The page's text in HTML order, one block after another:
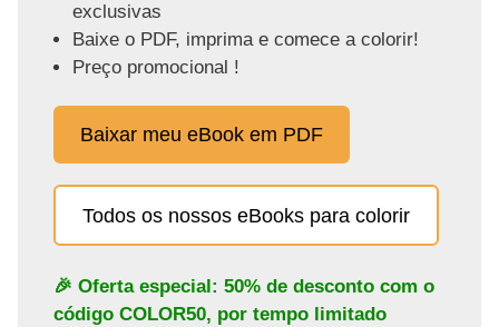
exclusivas
Baixe o PDF, imprima e comece a colorir!
Preço promocional !
Baixar meu eBook em PDF
Todos os nossos eBooks para colorir
🎉 Oferta especial: 50% de desconto com o
código COLOR50, por tempo limitado